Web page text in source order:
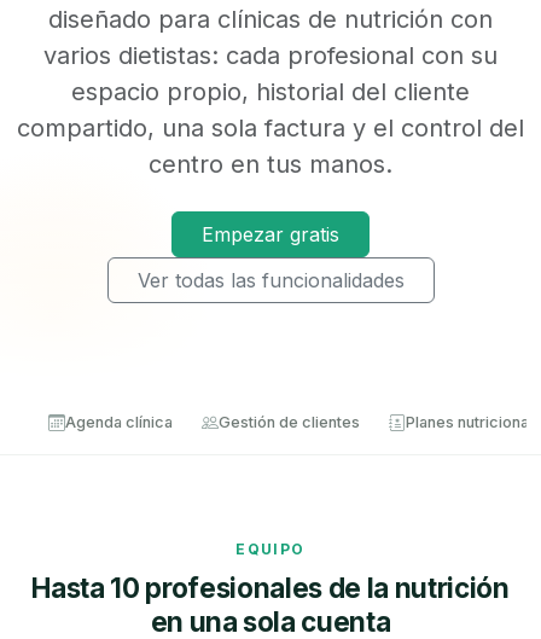
diseñado para clínicas de nutrición con
varios dietistas: cada profesional con su
espacio propio, historial del cliente
compartido, una sola factura y el control del
centro en tus manos.
Empezar gratis
Ver todas las funcionalidades
Agenda clínica Gestión de clientes Planes
EQUIPO
Hasta 10 profesionales de la nutrición
en una sola cuenta